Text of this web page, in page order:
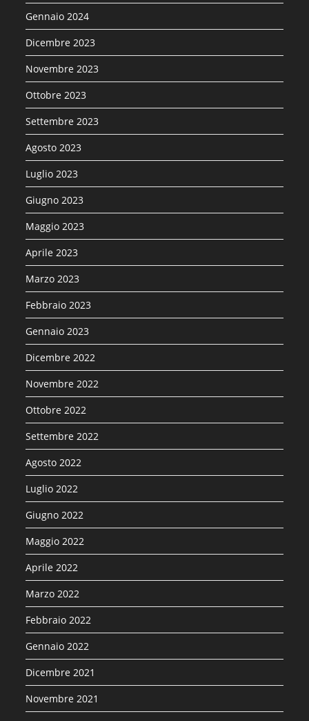
Gennaio 2024
Dicembre 2023
Novembre 2023
Ottobre 2023
Settembre 2023
Agosto 2023
Luglio 2023
Giugno 2023
Maggio 2023
Aprile 2023
Marzo 2023
Febbraio 2023
Gennaio 2023
Dicembre 2022
Novembre 2022
Ottobre 2022
Settembre 2022
Agosto 2022
Luglio 2022
Giugno 2022
Maggio 2022
Aprile 2022
Marzo 2022
Febbraio 2022
Gennaio 2022
Dicembre 2021
Novembre 2021